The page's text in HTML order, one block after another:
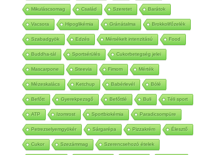
Mikuláscsomag Család Szeretet Barátok
Vacsora Hipoglikémia Gránátalma Brokkolifőzelék
Szabadgyök Edzés Mérsékelt intenzitású Food
Buddha-tál Sportsérülés Cukorbetegség jelei
Mascarpone Steevia Fimom Mérték
Mézeskalács Ketchup Babérlevél Bólé
Befőtt Gyerekpezsgő Befőttlé Buli Téli sport
ATP Izomrost Sportbiokémia Paradicsompüre
Petrezselyemgyökér Sárgarépa Pizzakrém Élesztő
Cukor Szezámmag Szerencsehozó ételek